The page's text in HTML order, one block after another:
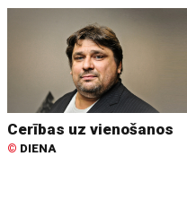
Cerības uz vienošanos
© DIENA